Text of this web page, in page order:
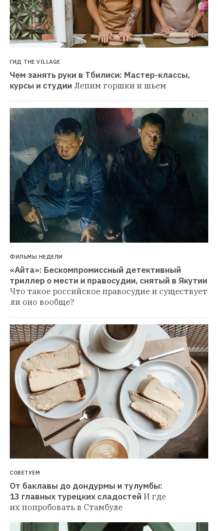
ГИД THE VILLAGE
Чем занять руки в Тбилиси: Мастер-классы,
курсы и студии Лепим горшки и шьем
ФИЛЬМЫ НЕДЕЛИ
«Айта»: Бескомпромиссный детективный
триллер о мести и правосудии, снятый в Якутии
Что такое российское правосудие и существует
ли оно вообще?
СОВЕТУЕМ
От баклавы до дондурмы и тулумбы:
13 главных турецких сладостей И где
их попробовать в Стамбуле